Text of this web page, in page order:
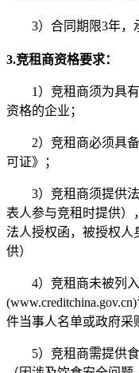
3）合同期限3年，
3.竞租商资格要求：
1） 竞租商须为具
资格的企业；
2） 竞租商必须具
可证》；
3） 竞租商须提供
表人参与竞租 时提供）
法人授权函，被授权人
供）
4） 竞租商未被列入
件当事人名单或政府采
5）竞租商需提供